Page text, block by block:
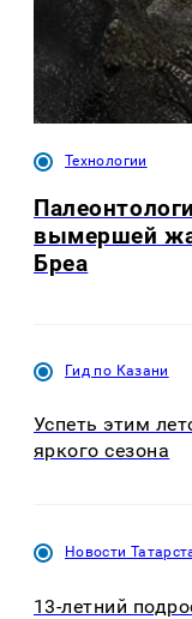
Технологии
вымершей
Бреа
Гид по Казани
Успеть этим
яркого сезона
Новости
13-летний